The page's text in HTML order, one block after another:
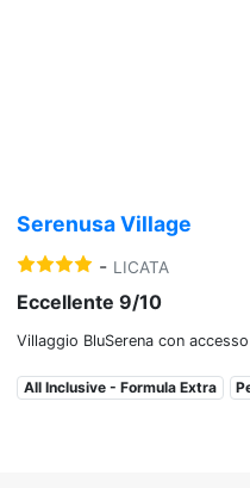
Serenusa Village
- LICATA
Eccellente 9/10
Villaggio BluSerena con
All Inclusive - Formula Extra